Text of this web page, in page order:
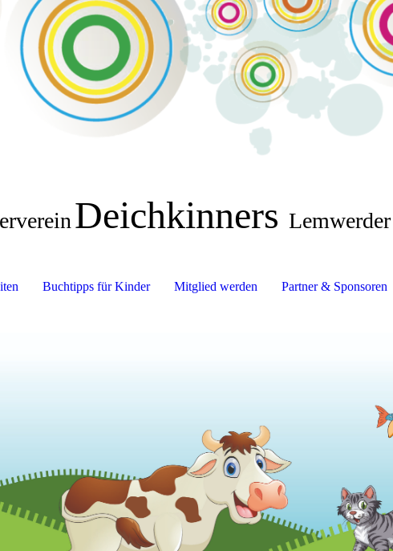
Deichkinners Lemwerder
Buchtipps für Kinder Mitglied werden Partner & Sponsoren